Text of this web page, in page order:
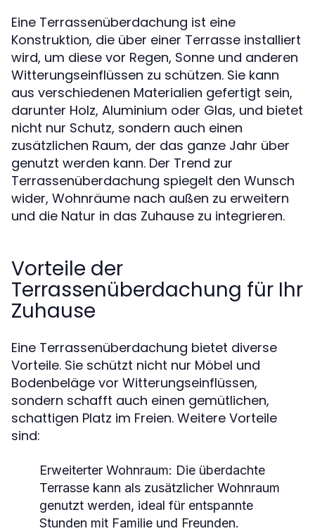
Eine Terrassenüberdachung ist eine
Konstruktion, die über einer Terrasse installiert
wird, um diese vor Regen, Sonne und anderen
Witterungseinflüssen zu schützen. Sie kann
aus verschiedenen Materialien gefertigt sein,
darunter Holz, Aluminium oder Glas, und bietet
nicht nur Schutz, sondern auch einen
zusätzlichen Raum, der das ganze Jahr über
genutzt werden kann. Der Trend zur
Terrassenüberdachung spiegelt den Wunsch
wider, Wohnräume nach außen zu erweitern
und die Natur in das Zuhause zu integrieren.
Vorteile der
Terrassenüberdachung für Ihr
Zuhause
Eine Terrassenüberdachung bietet diverse
Vorteile. Sie schützt nicht nur Möbel und
Bodenbeläge vor Witterungseinflüssen,
sondern schafft auch einen gemütlichen,
schattigen Platz im Freien. Weitere Vorteile
sind:
Erweiterter Wohnraum: Die überdachte
Terrasse kann als zusätzlicher Wohnraum
genutzt werden, ideal für entspannte
Stunden mit Familie und Freunden.